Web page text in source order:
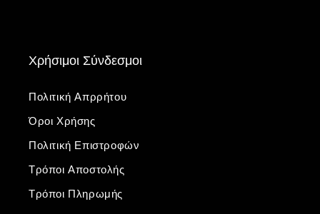
Χρήσιμοι Σύνδεσμοι
Πολιτική Απρρήτου
Όροι Χρήσης
Πολιτική Επιστροφών
Τρόποι Αποστολής
Τρόποι Πληρωμής